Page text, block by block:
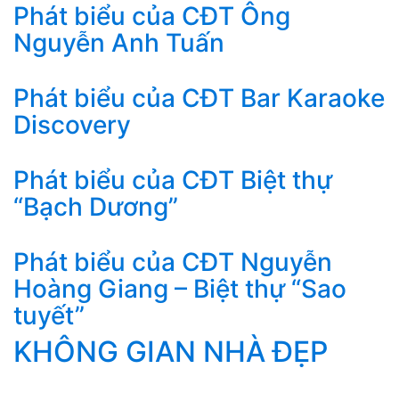
Phát biểu của CĐT Ông
Nguyễn Anh Tuấn
Phát biểu của CĐT Bar Karaoke
Discovery
Phát biểu của CĐT Biệt thự
“Bạch Dương”
Phát biểu của CĐT Nguyễn
Hoàng Giang – Biệt thự “Sao
tuyết”
KHÔNG GIAN NHÀ ĐẸP